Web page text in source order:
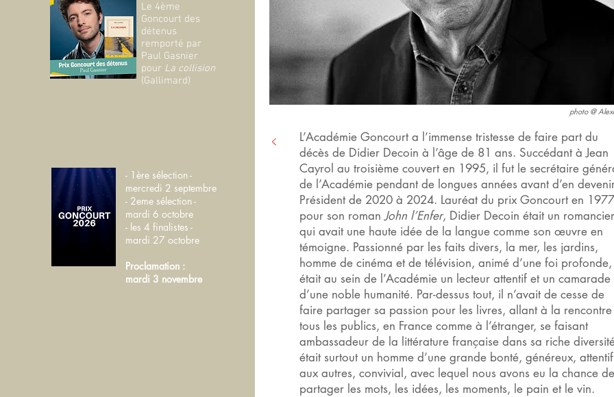
Le 4ème
Goncourt des
détenus
remporté par
Paul Gasnier
pour La collision
(Gallimard)
- 1ère sélection -
mercredi 2 septembre
- 2eme sélection -
mardi 6 octobre
- les 4 finalistes -
mardi 27 octobre
Proclamation :
mardi 3 novembre
photo @
L’Académie Goncourt a l’immense tristesse de faire part du
décès de Didier Decoin à l’âge de 81 ans. Succédant à Jean
Cayrol au troisième couvert en 1995, il fut le secrétaire
de l’Académie pendant de longues années avant d’en
Président de 2020 à 2024. Lauréat du prix Goncourt en 1977
pour son romanJohn l’Enfer, Didier Decoin était un romancier
qui avait une haute idée de la langue comme son œuvre en
témoigne. Passionné par les faits divers, la mer, les jardins,
homme de cinéma et de télévision, animé d’une foi profonde,
était au sein de l’Académie un lecteur attentif et un camarade
d’une noble humanité. Par-dessus tout, il n’avait de cesse de
faire partager sa passion pour les livres, allant à la
tous les publics, en France comme à l’étranger, se faisant
ambassadeur de la littérature française dans sa riche
était surtout un homme d’une grande bonté, généreux, attentif
aux autres, convivial, avec lequel nous avons eu la chance de
partager les mots, les idées, les moments, le pain et le vin.